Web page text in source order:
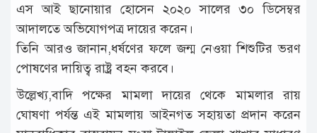
এস আই ছানোয়ার হোসেন ২০২০ সালের ৩০ ডিসেম্বর
আদালতে অভিযোগপত্র দায়ের করেন।
তিনি আরও জানান,ধর্ষণের ফলে জন্ম নেওয়া শিশুটির ভরণ
পোষণের দায়িত্ব রাষ্ট্র বহন করবে।
উল্লেখ্য,বাদি পক্ষের মামলা দায়ের থেকে মামলার রায়
ঘোষণা পর্যন্ত এই মামলায় আইনগত সহায়তা প্রদান করেন